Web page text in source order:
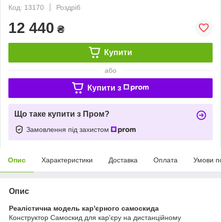
Код: 13170
Роздріб
12 440 ₴
Купити
або
Купити з
Що таке купити з Пром?
Замовлення під захистом
Опис Характеристики Доставка Оплата Умови
Опис
Реалістична модель кар'єрного самоскида
Конструктор Самоскид для кар'єру на дистанційному